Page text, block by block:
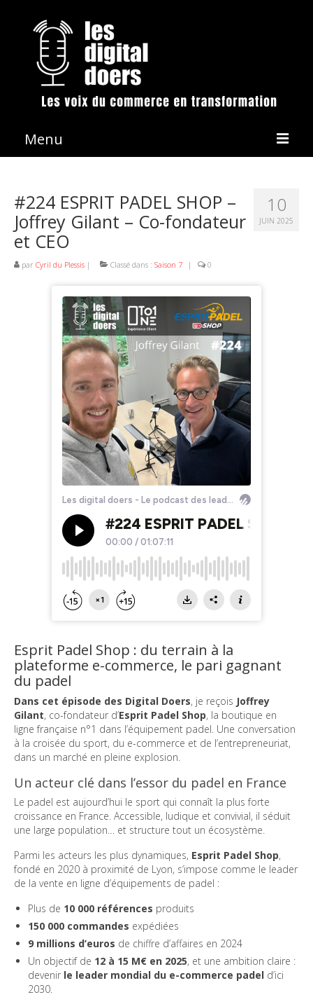
Menu
Les émissions
Conférences & Animation
Revue de presse
10
JUIN 2025
#224 ESPRIT PADEL SHOP –
Joffrey Gilant – Co-fondateur
et CEO
par Cyril du Plessis | Classé dans : Saison 7 | 0
Esprit Padel Shop : du terrain à la
plateforme e-commerce, le pari gagnant
du padel
Dans cet épisode des Digital Doers, je reçois Joffrey
Gilant, co-fondateur d’Esprit Padel Shop, la boutique en
ligne française n°1 dans l’équipement padel. Une conversation
à la croisée du sport, du e-commerce et de l’entrepreneuriat,
dans un marché en pleine explosion.
Un acteur clé dans l’essor du padel en France
Le padel est aujourd’hui le sport qui connaît la plus forte
croissance en France. Accessible, ludique et convivial, il séduit
une large population… et structure tout un écosystème.
Parmi les acteurs les plus dynamiques, Esprit Padel Shop,
fondé en 2020 à proximité de Lyon, s’impose comme le leader
de la vente en ligne d’équipements de padel :
Plus de 10 000 références produits
150 000 commandes expédiées
9 millions d’euros de chiffre d’affaires en 2024
Un objectif de 12 à 15 M€ en 2025, et une ambition claire :
devenir le leader mondial du e-commerce padel d’ici
2030.